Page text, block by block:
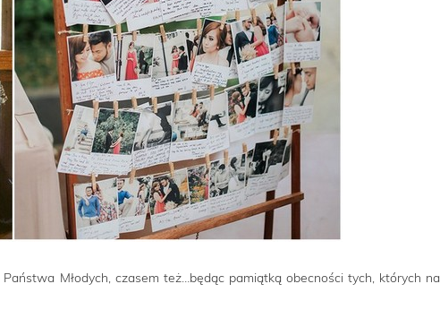
Młodych, czasem też…będąc pamiątką obecności tych, których na